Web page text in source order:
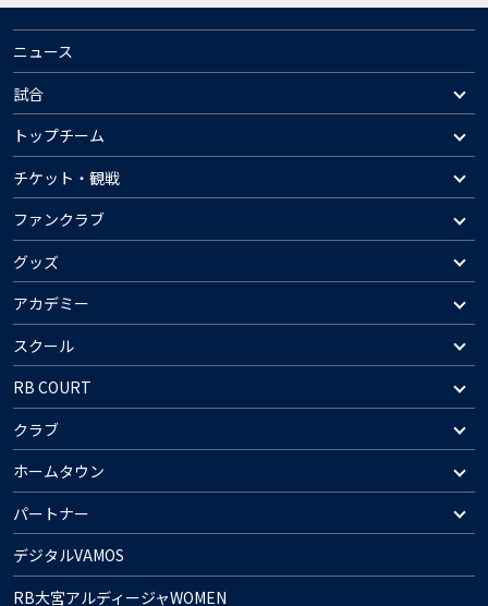
ニュース
試合
トップチーム
チケット・観戦
ファンクラブ
グッズ
アカデミー
スクール
RB COURT
クラブ
ホームタウン
パートナー
デジタルVAMOS
RB大宮アルディージャWOMEN